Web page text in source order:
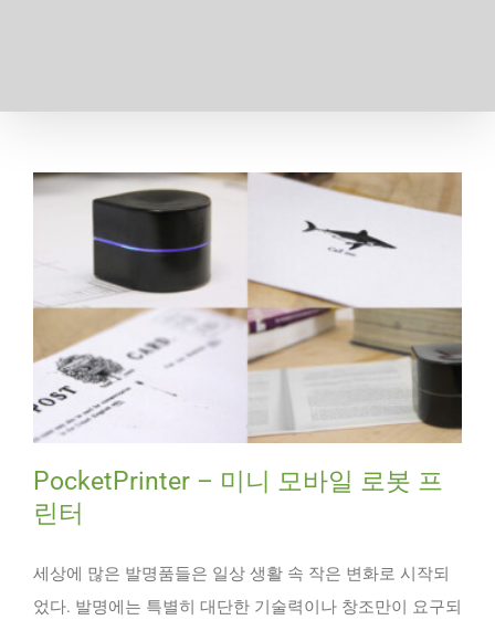
PocketPrinter – 미니 모바일 로봇 프
린터
세상에 많은 발명품들은 일상 생활 속 작은 변화로 시작되
었다. 발명에는 특별히 대단한 기술력이나 창조만이 요구되